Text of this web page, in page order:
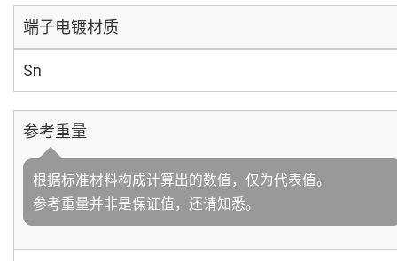
端子电镀材质
Sn
参考重量
根据标准材料构成计算出的数值，仅为代表值。
参考重量并非是保证值，还请知悉。